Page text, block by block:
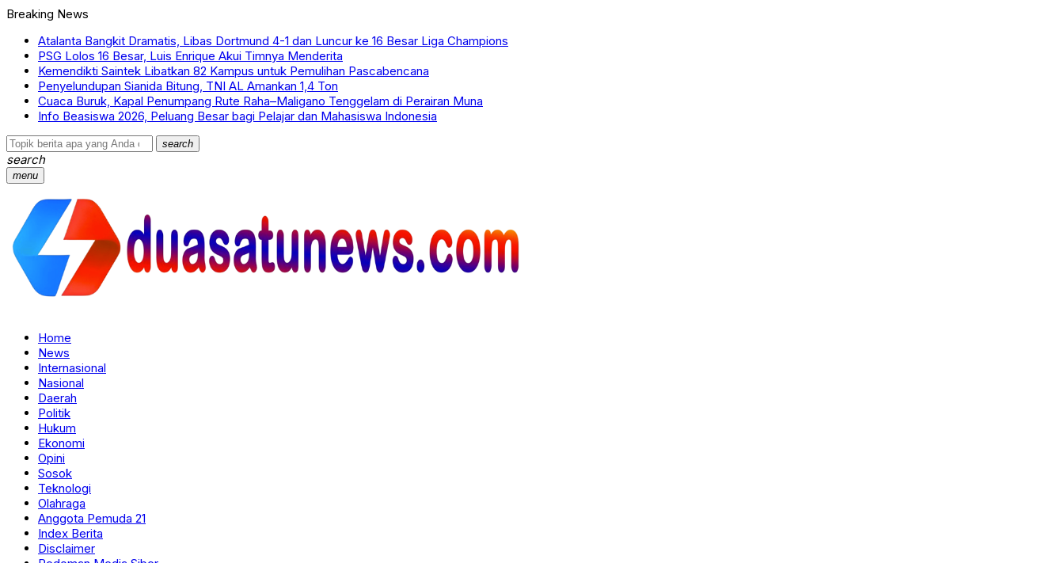
Breaking News
Atalanta Bangkit Dramatis, Libas Dortmund 4-1 dan Luncur ke 16 Besar Liga Champions
PSG Lolos 16 Besar, Luis Enrique Akui Timnya Menderita
Kemendikti Saintek Libatkan 82 Kampus untuk Pemulihan Pascabencana
Penyelundupan Sianida Bitung, TNI AL Amankan 1,4 Ton
Cuaca Buruk, Kapal Penumpang Rute Raha–Maligano Tenggelam di Perairan Muna
Info Beasiswa 2026, Peluang Besar bagi Pelajar dan Mahasiswa Indonesia
search
search
menu
Home
News
Internasional
Nasional
Daerah
Politik
Hukum
Ekonomi
Opini
Sosok
Teknologi
Olahraga
Anggota Pemuda 21
Index Berita
Disclaimer